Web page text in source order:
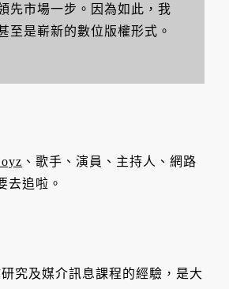
先市場一步。因為如此，我
至是嶄新的數位版權形式。
、歌手、演員、主持人、網路
去追啦。
究及媒介訊息課程的經驗，是大